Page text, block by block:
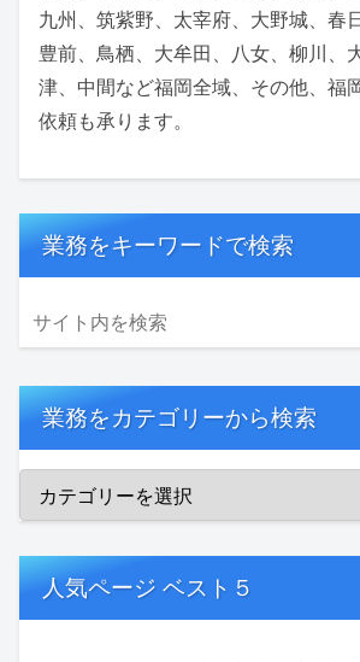
九州、筑紫野、太宰府、大野城、春
豊前、鳥栖、大牟田、八女、柳川、
津、中間など福岡全域、その他、福
依頼も承ります。
業務をキーワードで検索
業務をカテゴリーから検索
人気ページ ベスト５